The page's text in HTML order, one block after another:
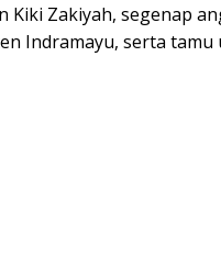
Kiki Zakiyah, segenap
Indramayu, serta tamu